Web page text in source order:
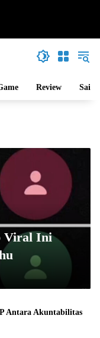
Review Sains
Viral Ini
Antara Akuntabilitas